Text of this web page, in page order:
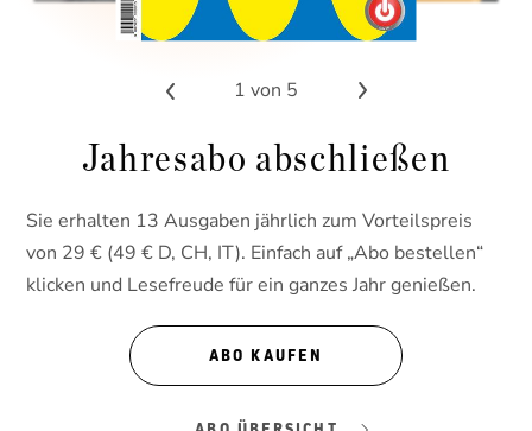
1 von 5
Jahresabo abschließen
Sie erhalten 13 Ausgaben jährlich zum Vorteilspreis
von 29 € (49 € D, CH, IT). Einfach auf „Abo bestellen“
klicken und Lesefreude für ein ganzes Jahr genießen.
ABO KAUFEN